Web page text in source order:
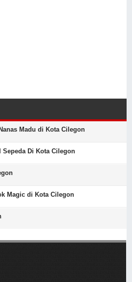
Madu di Kota Cilegon
Sepeda Di Kota Cilegon
Magic di Kota Cilegon